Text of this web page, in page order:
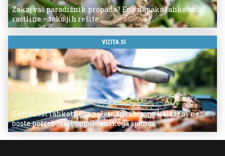
Zakaj vaš paradižnik propada? Ena napaka lahko uniči
rastline – tako jih rešite
VIZITA.SI
Skrivnost lahkotnega poletnega žara, po katerem ne
boste potrebovali popoldanskega spanca